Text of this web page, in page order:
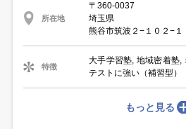
所在地
〒360-0037
埼玉県
熊谷市筑波２−１０２−１
特徴
大手学習塾, 地域密着塾,
テストに強い（補習型）
もっと見る